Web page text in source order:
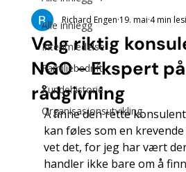
Alle innlegg
Interimledelse
Familiebedrift
Kundehistorie
Organisasjonsutvikling
Velg riktig
NGO - Ekspert
rådgivning
Richard Engen 19. mai 4 min
Å finne den rette
kan føles som en krevende
vet det, for jeg har vært
handler ikke bare om å